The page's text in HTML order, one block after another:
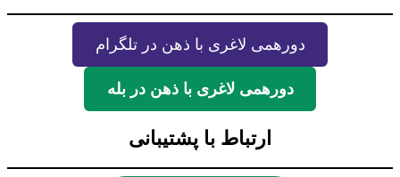
دورهمی لاغری با ذهن در تلگرام
دورهمی لاغری با ذهن در بله
ارتباط با پشتیبانی